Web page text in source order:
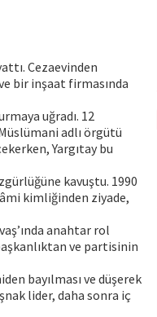
Cezaevinden
bir inşaat firmasında
uğradı. 12
adlı örgütü
Yargıtay bu
kavuştu. 1990
kimliğinden ziyade,
anahtar rol
ve partisinin
bayılması ve düşerek
lider, daha sonra iç